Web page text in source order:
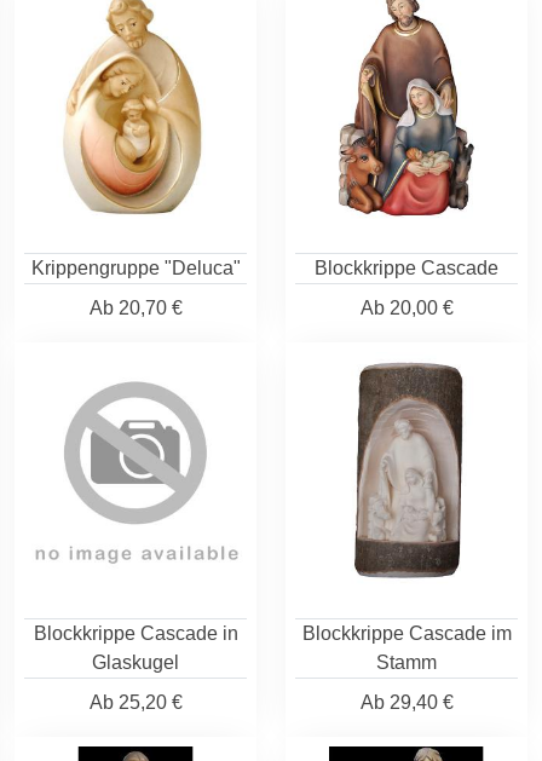
Krippengruppe "Deluca"
Ab20,70 €
Blockkrippe Cascade
Ab20,00 €
Blockkrippe Cascade in
Glaskugel
Ab25,20 €
Blockkrippe Cascade im
Stamm
Ab29,40 €